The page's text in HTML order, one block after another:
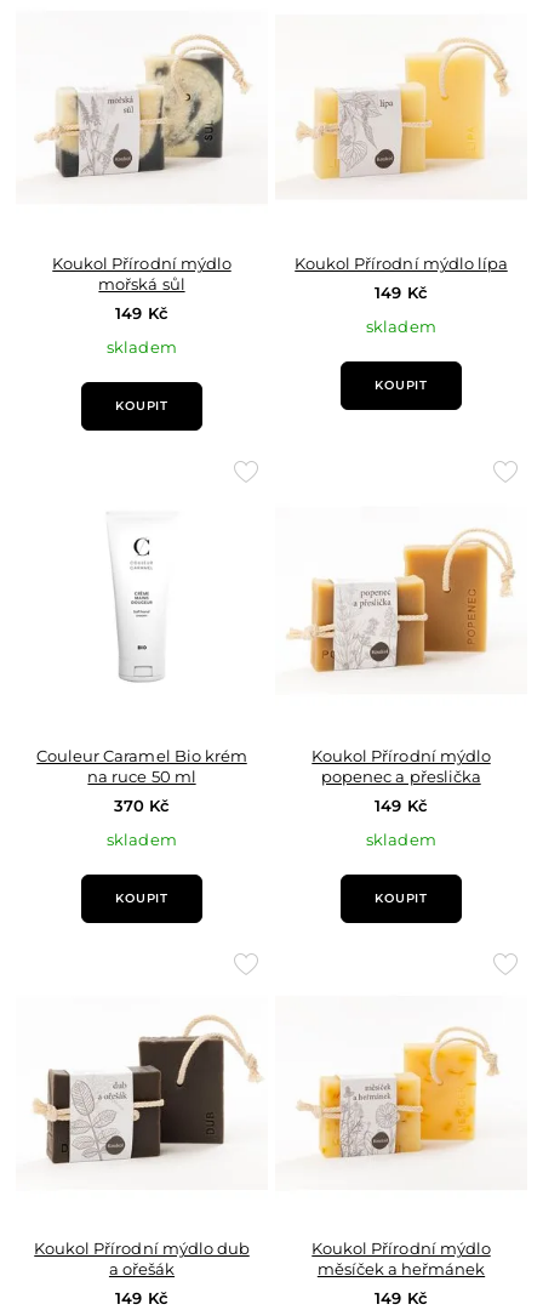
Koukol Přírodní mýdlo
mořská sůl
149 Kč
skladem
KOUPIT
Koukol Přírodní mýdlo lípa
149 Kč
skladem
KOUPIT
Přidat
Couleur Caramel Bio krém
na ruce 50 ml
370 Kč
skladem
KOUPIT
Koukol Přírodní mýdlo
popenec a přeslička
149 Kč
skladem
KOUPIT
Přidat
oblíbených
Koukol Přírodní mýdlo dub
a ořešák
149 Kč
Koukol Přírodní mýdlo
měsíček a heřmánek
149 Kč